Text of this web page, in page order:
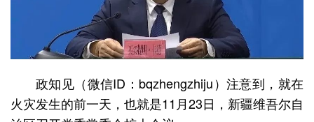
政知见（微信ID：bqzhengzhiju）注意到，就在
火灾发生的前一天，也就是11月23日，新疆维吾尔自